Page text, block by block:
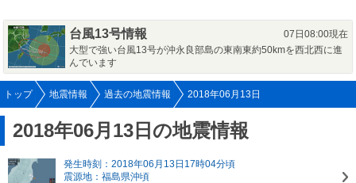
台風13号情報
07日08:00現在
大型で強い台風13号が沖永良部島の東南東約50kmを西北西に進
んでいます
トップ 地震情報 過去の地震情報 2018年06月13日
2018年06月13日の地震情報
発生時刻：2018年06月13日17時04分頃
震源地：福島県沖頃